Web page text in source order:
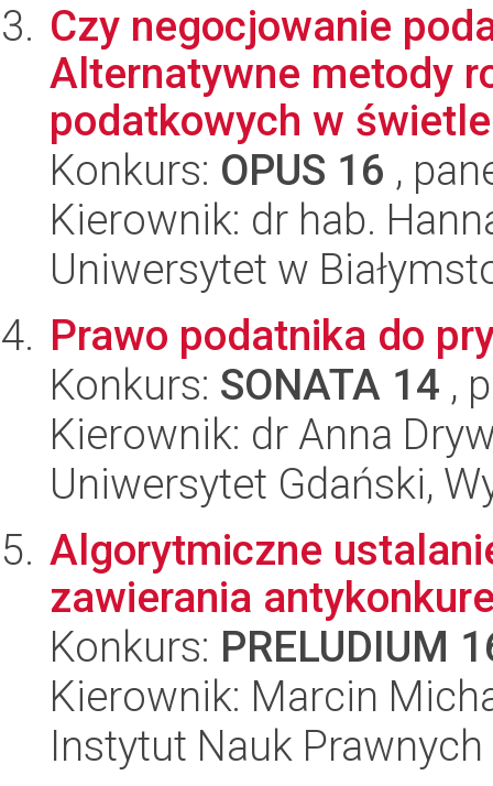
Czy negocjowanie
Alternatywne metody
podatkowych w
Konkurs: OPUS 16 ,
Kierownik: dr hab.
Uniwersytet w
Prawo podatnika do
Konkurs: SONATA 14 ,
Kierownik: dr Anna
Uniwersytet Gdański,
Algorytmiczne
zawierania
Konkurs: PRELUDIUM
Kierownik: Marcin
Instytut Nauk Prawnych